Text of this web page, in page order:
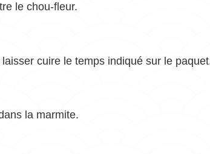
le chou-fleur.
cuire le temps indiqué sur le
la marmite.